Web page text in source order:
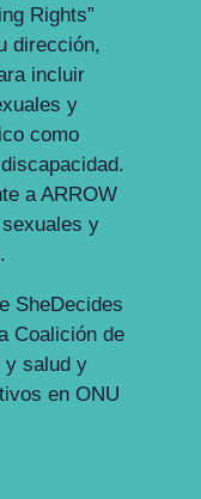
Rights”
dirección,
incluir
y
como
a ARROW
y
SheDecides
Coalición de
y salud y
en ONU